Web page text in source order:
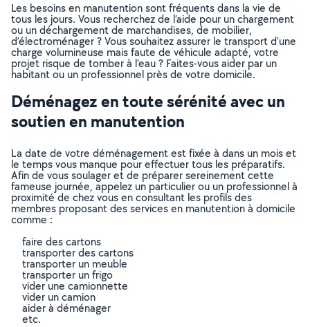
Les besoins en manutention sont fréquents dans la vie de
tous les jours. Vous recherchez de l’aide pour un chargement
ou un déchargement de marchandises, de mobilier,
d’électroménager ? Vous souhaitez assurer le transport d’une
charge volumineuse mais faute de véhicule adapté, votre
projet risque de tomber à l’eau ? Faites-vous aider par un
habitant ou un professionnel près de votre domicile.
Déménagez en toute sérénité avec un
soutien en manutention
La date de votre déménagement est fixée à dans un mois et
le temps vous manque pour effectuer tous les préparatifs.
Afin de vous soulager et de préparer sereinement cette
fameuse journée, appelez un particulier ou un professionnel à
proximité de chez vous en consultant les profils des
membres proposant des services en manutention à domicile
comme :
faire des cartons
transporter des cartons
transporter un meuble
transporter un frigo
vider une camionnette
vider un camion
aider à déménager
etc.